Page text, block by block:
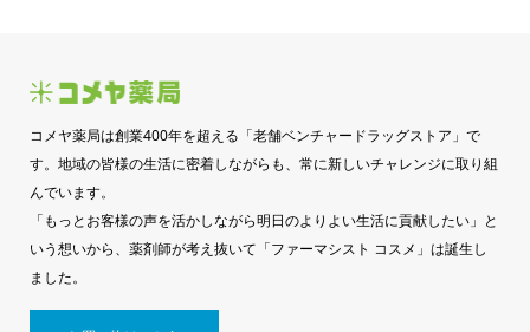
コメヤ薬局は創業400年を超える「老舗ベンチャードラッグストア」で
す。地域の皆様の生活に密着しながらも、常に新しいチャレンジに取り組
んでいます。
「もっとお客様の声を活かしながら明日のよりよい生活に貢献したい」と
いう想いから、薬剤師が考え抜いて「ファーマシスト コスメ」は誕生し
ました。